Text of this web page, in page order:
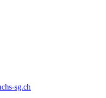
sg.ch